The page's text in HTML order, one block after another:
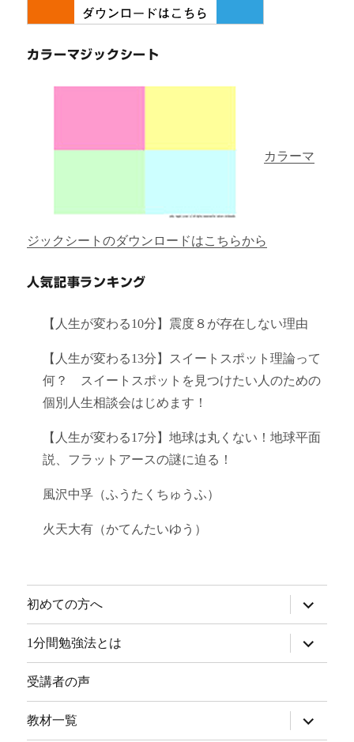
カラーマジックシート
カラーマ
ジックシートのダウンロードはこちらから
人気記事ランキング
【人生が変わる10分】震度８が存在しない理由
【人生が変わる13分】スイートスポット理論って
何？ スイートスポットを見つけたい人のための
個別人生相談会はじめます！
【人生が変わる17分】地球は丸くない！地球平面
説、フラットアースの謎に迫る！
風沢中孚（ふうたくちゅうふ）
火天大有（かてんたいゆう）
初めての方へ
ブ
メ
ニ
ュ
ー
開
1分間勉強法とは
ブ
メ
ー
を
展
受講者の声
教材一覧
ブ